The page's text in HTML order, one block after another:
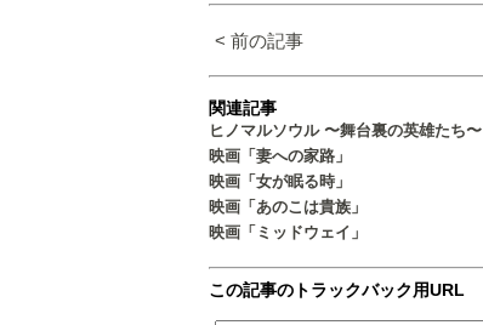
< 前の記事
関連記事
ヒノマルソウル 〜舞台裏の英雄たち〜
映画「妻への家路」
映画「女が眠る時」
映画「あのこは貴族」
映画「ミッドウェイ」
この記事のトラックバック用URL